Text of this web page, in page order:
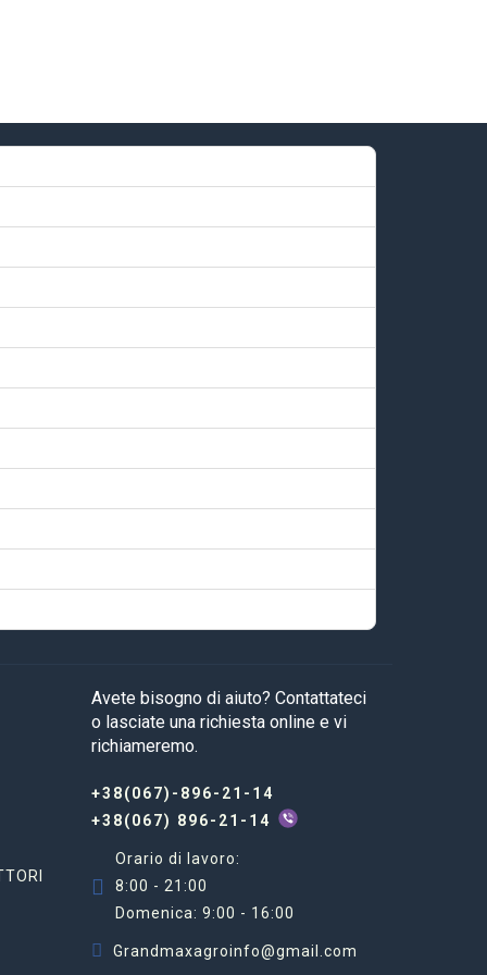
Avete bisogno di aiuto? Contattateci
o lasciate una richiesta online e vi
richiameremo.
+38(067)-896-21-14
+38(067) 896-21-14
Orario di lavoro:
8:00 - 21:00
Domenica: 9:00 - 16:00
Grandmaxagroinfo@gmail.com